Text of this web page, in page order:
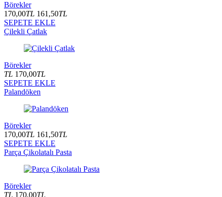
Börekler
170,00TL 161,50TL
SEPETE EKLE
Çilekli Çatlak
Börekler
TL 170,00TL
SEPETE EKLE
Palandöken
Börekler
170,00TL 161,50TL
SEPETE EKLE
Parça Çikolatalı Pasta
Börekler
TL 170,00TL